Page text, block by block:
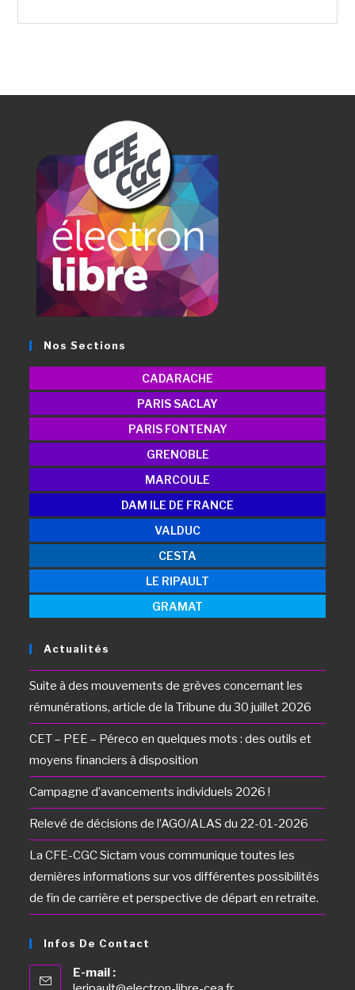
Nos Sections
CADARACHE
PARIS SACLAY
PARIS FONTENAY
GRENOBLE
MARCOULE
DAM ILE DE FRANCE
VALDUC
CESTA
LE RIPAULT
GRAMAT
Actualités
Suite à des mouvements de grèves concernant les
rémunérations, article de la Tribune du 30 juillet 2026
CET – PEE – Péreco en quelques mots : des outils et
moyens financiers à disposition
Campagne d’avancements individuels 2026 !
Relevé de décisions de l’AGO/ALAS du 22-01-2026
La CFE-CGC Sictam vous communique toutes les
dernières informations sur vos différentes possibilités
de fin de carrière et perspective de départ en retraite.
Infos De Contact
E-mail :